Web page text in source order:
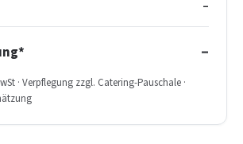
–
–
· Verpflegung zzgl. Catering-Pauschale ·